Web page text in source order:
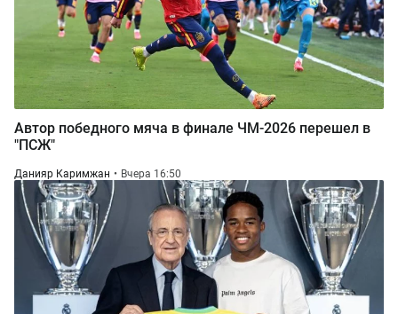
Автор победного мяча в финале ЧМ-2026 перешел в
"ПСЖ"
Данияр Каримжан Вчера 16:50